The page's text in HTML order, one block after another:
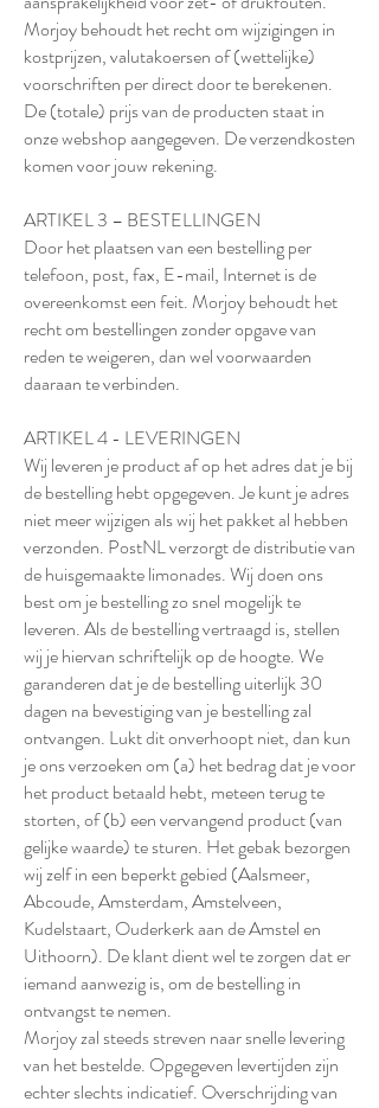
Morjoy behoudt het recht om wijzigingen in
kostprijzen, valutakoersen of (wettelijke)
voorschriften per direct door te berekenen.
De (totale) prijs van de producten staat in
onze webshop aangegeven. De verzendkosten
komen voor jouw rekening.
ARTIKEL 3 – BESTELLINGEN
Door het plaatsen van een bestelling per
telefoon, post, fax, E-mail, Internet is de
overeenkomst een feit. Morjoy behoudt het
recht om bestellingen zonder opgave van
reden te weigeren, dan wel voorwaarden
daaraan te verbinden.
ARTIKEL 4 - LEVERINGEN
Wij leveren je product af op het adres dat je bij
de bestelling hebt opgegeven. Je kunt je adres
niet meer wijzigen als wij het pakket al hebben
verzonden. PostNL verzorgt de distributie van
de huisgemaakte limonades. Wij doen ons
best om je bestelling zo snel mogelijk te
leveren. Als de bestelling vertraagd is, stellen
wij je hiervan schriftelijk op de hoogte. We
garanderen dat je de bestelling uiterlijk 30
dagen na bevestiging van je bestelling zal
ontvangen. Lukt dit onverhoopt niet, dan kun
je ons verzoeken om (a) het bedrag dat je voor
het product betaald hebt, meteen terug te
storten, of (b) een vervangend product (van
gelijke waarde) te sturen. Het gebak bezorgen
wij zelf in een beperkt gebied (Aalsmeer,
Abcoude, Amsterdam, Amstelveen,
Kudelstaart, Ouderkerk aan de Amstel en
Uithoorn). De klant dient wel te zorgen dat er
iemand aanwezig is, om de bestelling in
ontvangst te nemen.
Morjoy zal steeds streven naar snelle levering
van het bestelde. Opgegeven levertijden zijn
echter slechts indicatief. Overschrijding van